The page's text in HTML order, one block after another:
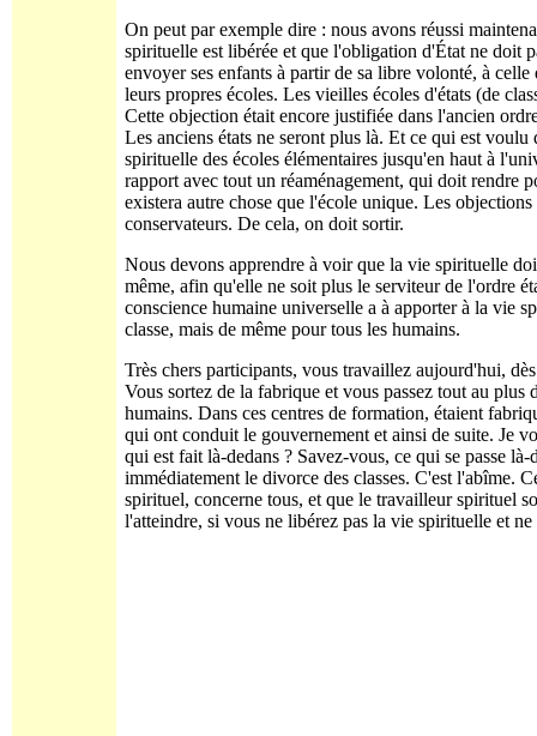
On peut par exemple dire : nous avons réussi
spirituelle est libérée et que l'obligation d'État ne doit
envoyer ses enfants à partir de sa libre volonté, à
leurs propres écoles. Les vieilles écoles d'états (de
Cette objection était encore justifiée dans l'ancien
Les anciens états ne seront plus là. Et ce qui est
spirituelle des écoles élémentaires jusqu'en haut à
rapport avec tout un réaménagement, qui doit rendre
existera autre chose que l'école unique. Les
conservateurs. De cela, on doit sortir.
Nous devons apprendre à voir que la vie spirituelle
même, afin qu'elle ne soit plus le serviteur de l'ordre
conscience humaine universelle a à apporter à la vie
classe, mais de même pour tous les humains.
Très chers participants, vous travaillez aujourd'hui,
Vous sortez de la fabrique et vous passez tout au
humains. Dans ces centres de formation, étaient
qui ont conduit le gouvernement et ainsi de suite. Je
qui est fait là-dedans ? Savez-vous, ce qui se passe
immédiatement le divorce des classes. C'est l'abîme.
spirituel, concerne tous, et que le travailleur spirituel
l'atteindre, si vous ne libérez pas la vie spirituelle et